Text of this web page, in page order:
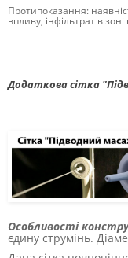
Протипоказання:
впливу, інфільтрат в зоні
Додаткова сітка
Особливості
єдину струмінь.